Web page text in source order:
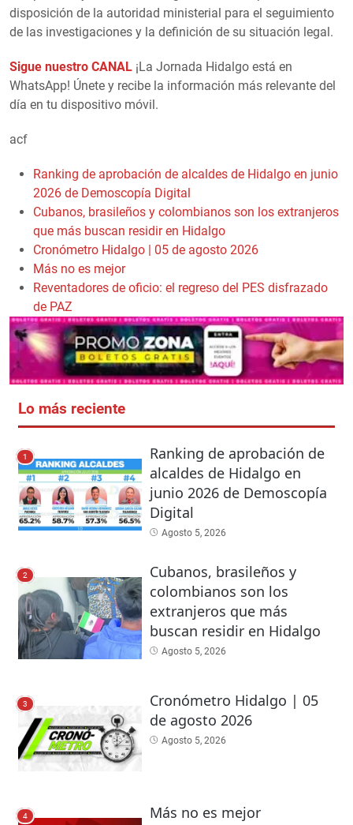
disposición de la autoridad ministerial para el seguimiento
de las investigaciones y la definición de su situación legal.
Sigue nuestro CANAL ¡La Jornada Hidalgo está en
WhatsApp! Únete y recibe la información más relevante del
día en tu dispositivo móvil.
acf
Ranking de aprobación de alcaldes de Hidalgo en junio
2026 de Demoscopía Digital
Cubanos, brasileños y colombianos son los extranjeros
que más buscan residir en Hidalgo
Cronómetro Hidalgo | 05 de agosto 2026
Más no es mejor
Reventadores de oficio: el regreso del PES disfrazado
de PAZ
Lo más reciente
1
Ranking de aprobación de
alcaldes de Hidalgo en
junio 2026 de Demoscopía
Digital
Agosto 5, 2026
2
Cubanos, brasileños y
colombianos son los
extranjeros que más
buscan residir en Hidalgo
Agosto 5, 2026
3
Cronómetro Hidalgo | 05
de agosto 2026
Agosto 5, 2026
4 Más no es mejor